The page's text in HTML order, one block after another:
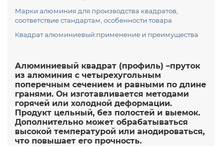
Марки алюминия для производства квадратов,
соответствие стандартам, особенности товара
Квадрат алюминиевый:применение и преимущества
Алюминиевый квадрат (профиль) –пруток
из алюминия с четырехугольным
поперечным сечением и равными по длине
гранями. Он изготавливается методами
горячей или холодной деформации.
Продукт цельный, без полостей и выемок.
Дополнительно может обрабатываться
высокой температурой или анодироваться,
что повышает его прочность.